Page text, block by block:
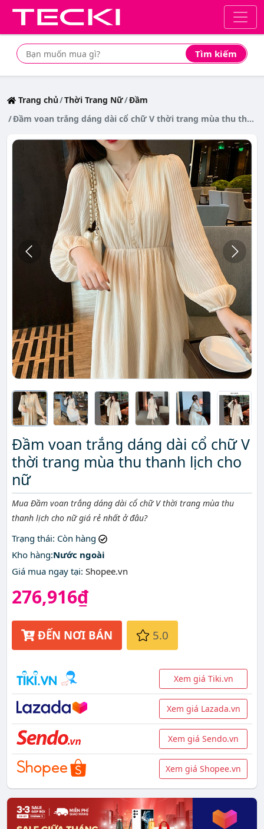
Tìm kiếm
Tìm mua sản phẩm giá rẻ nhất
Trang chủ Thời Trang Nữ Đầm
Đầm voan trắng dáng dài cổ chữ V thời trang mùa thu thanh lịch cho nữ
Đầm voan trắng dáng dài cổ chữ V
thời trang mùa thu thanh lịch cho
nữ
Mô tả ngắn
Mua Đầm voan trắng dáng dài cổ chữ V thời trang mùa thu
thanh lịch cho nữ giá rẻ nhất ở đâu?
Trạng thái: Còn hàng
Kho hàng:Nước ngoài
Giá mua ngay tại: Shopee.vn
276,916₫
ĐẾN NƠI BÁN 5.0
Xem giá Tiki.vn
Xem giá Lazada.vn
Xem giá Sendo.vn
Xem giá Shopee.vn